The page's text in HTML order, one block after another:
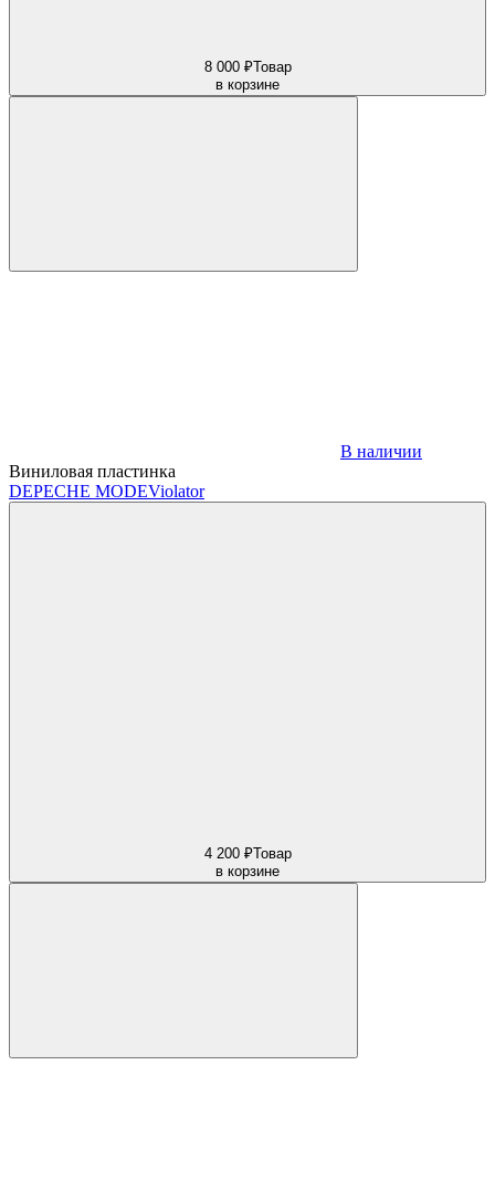
8 000 ₽Товар
в корзине
В наличии
Виниловая пластинка
DEPECHE MODEViolator
4 200 ₽Товар
в корзине